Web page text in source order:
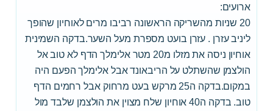
ארועים:
20 שניות מהשריקה הראשונה רביבו מרים לאוחיון שהופך
ליניב עזרן . עזרן בועט מספרת מעל השער.בדקה השמינית
אוחיון ניסה את מזלו מ20 מטר אלימלך הדף לא טוב אל
הולצמן שהשתלט על הריבאונד אבל אלימלך הפעם היה
במקום.בדקה ה25 מרקש בעט מרחוק אבל רחמים הדף
טוב. בדקה ה40 אוחיון שלח מצוין את הולצמן שלבד מול